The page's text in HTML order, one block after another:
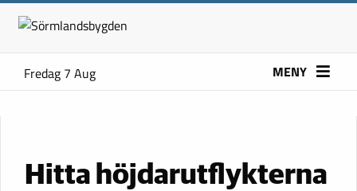
Fredag 7 Aug MENY
Hitta höjdarutflykterna